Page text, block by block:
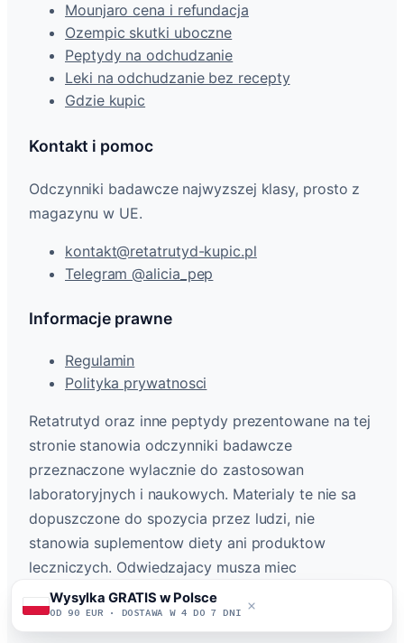
Mounjaro cena i refundacja
Ozempic skutki uboczne
Peptydy na odchudzanie
Leki na odchudzanie bez recepty
Gdzie kupic
Kontakt i pomoc
Odczynniki badawcze najwyzszej klasy, prosto z
magazynu w UE.
kontakt@retatrutyd-kupic.pl
Telegram @alicia_pep
Informacje prawne
Regulamin
Polityka prywatnosci
Retatrutyd oraz inne peptydy prezentowane na tej
stronie stanowia odczynniki badawcze
przeznaczone wylacznie do zastosowan
laboratoryjnych i naukowych. Materialy te nie sa
dopuszczone do spozycia przez ludzi, nie
stanowia suplementow diety ani produktow
leczniczych. Odwiedzajacy musza miec
ukonczone 18 lat. Wylacznie do celow
badawczych (research use only).
Wysylka GRATIS w Polsce
OD 90 EUR · DOSTAWA W 4 DO 7 DNI